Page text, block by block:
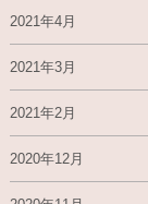
2021年4月
2021年3月
2021年2月
2020年12月